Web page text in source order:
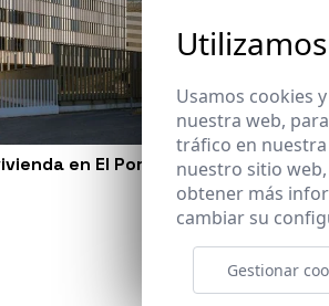
en El Porvenir, Sevilla
Usamos cookies
nuestra web,
tráfico en
nuestro sitio
obtener más
cambiar su
Gestionar